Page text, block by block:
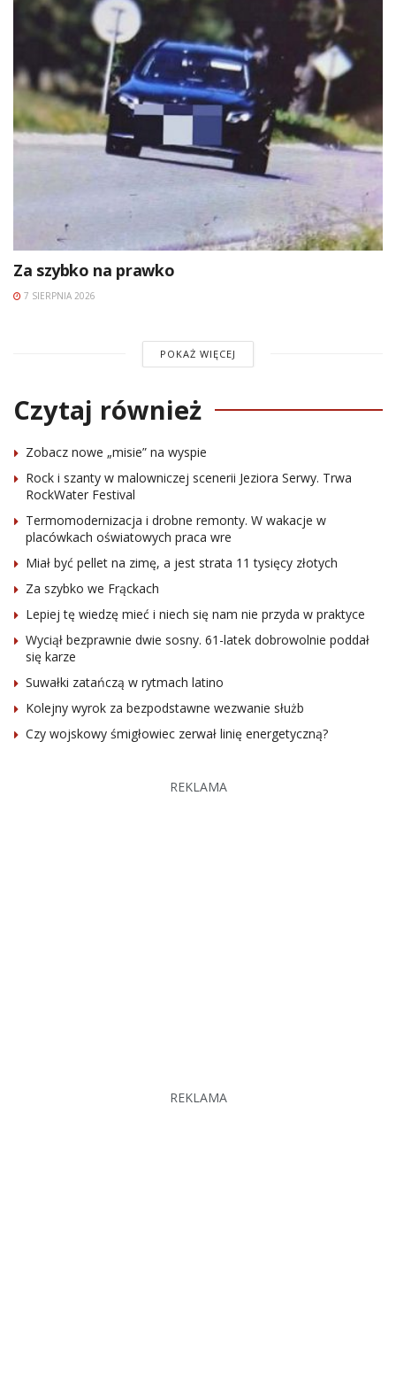
Za szybko na prawko
7 SIERPNIA 2026
POKAŻ WIĘCEJ
Czytaj również
Zobacz nowe „misie” na wyspie
Rock i szanty w malowniczej scenerii Jeziora Serwy. Trwa
RockWater Festival
Termomodernizacja i drobne remonty. W wakacje w
placówkach oświatowych praca wre
Miał być pellet na zimę, a jest strata 11 tysięcy złotych
Za szybko we Frąckach
Lepiej tę wiedzę mieć i niech się nam nie przyda w praktyce
Wyciął bezprawnie dwie sosny. 61-latek dobrowolnie poddał
się karze
Suwałki zatańczą w rytmach latino
Kolejny wyrok za bezpodstawne wezwanie służb
Czy wojskowy śmigłowiec zerwał linię energetyczną?
REKLAMA
REKLAMA